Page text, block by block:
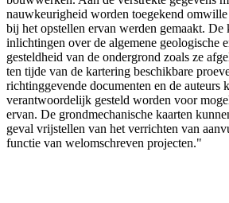
nauwkeurigheid worden toegekend
bij het opstellen ervan werden gemaakt. De
inlichtingen over de algemene geologische
gesteldheid van de ondergrond zoals ze
ten tijde van de kartering beschikbare
richtinggevende documenten en de auteurs
verantwoordelijk gesteld worden voor
ervan. De grondmechanische kaarten
geval vrijstellen van het verrichten van
functie van welomschreven projecten."